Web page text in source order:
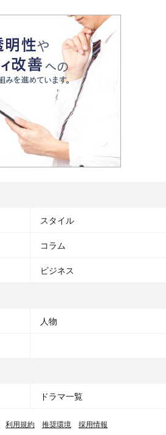
スタイル
コラム
ビジネス
人物
ドラマ一覧
利用規約 推奨環境 採用情報